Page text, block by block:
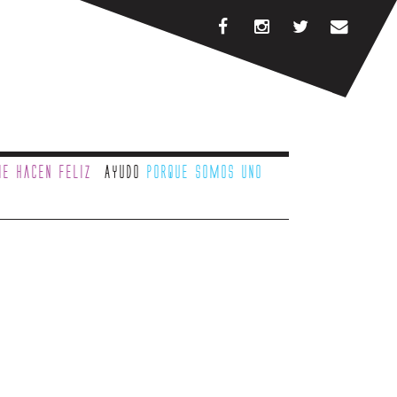
hacen feliz Ayudo porque somos uno